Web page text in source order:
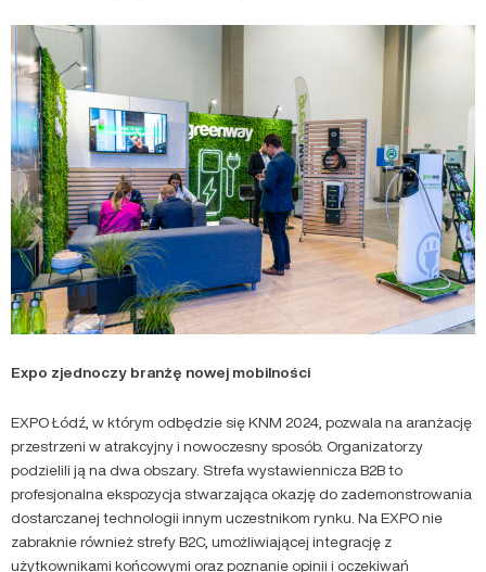
Expo zjednoczy branżę nowej mobilności
EXPO Łódź, w którym odbędzie się KNM 2024, pozwala na aranżację
przestrzeni w atrakcyjny i nowoczesny sposób. Organizatorzy
podzielili ją na dwa obszary. Strefa wystawiennicza B2B to
profesjonalna ekspozycja stwarzająca okazję do zademonstrowania
dostarczanej technologii innym uczestnikom rynku. Na EXPO nie
zabraknie również strefy B2C, umożliwiającej integrację z
użytkownikami końcowymi oraz poznanie opinii i oczekiwań